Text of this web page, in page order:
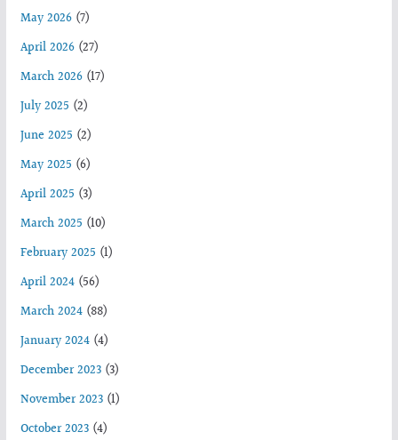
May 2026(7)
April 2026(27)
March 2026(17)
July 2025 (2)
June 2025 (2)
May 2025 (6)
April 2025 (3)
March 2025 (10)
February 2025 (1)
April 2024(56)
March 2024(88)
January 2024(4)
December 2023(3)
November 2023(1)
October 2023(4)